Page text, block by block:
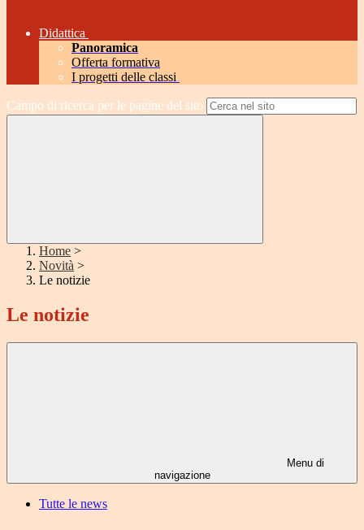
Didattica
Panoramica
Offerta formativa
I progetti delle classi
Campo di ricerca per le pagine del sito
Home >
Novità >
Le notizie
Le notizie
Menu di
navigazione
Tutte le news